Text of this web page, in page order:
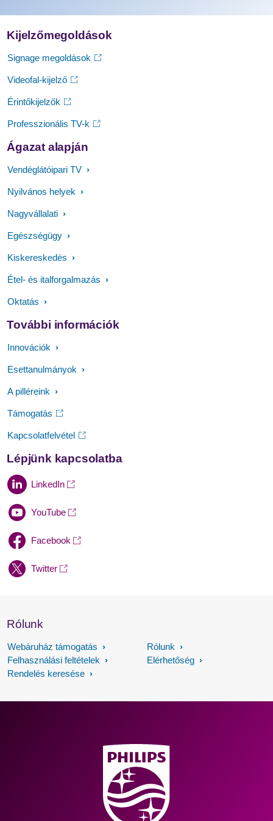
Kijelzőmegoldások
Signage megoldások
Videofal-kijelző
Érintőkijelzők
Professzionális TV-k
Ágazat alapján
Vendéglátóipari TV
Nyilvános helyek
Nagyvállalati
Egészségügy
Kiskereskedés
Étel- és italforgalmazás
Oktatás
További információk
Innovációk
Esettanulmányok
A pilléreink
Támogatás
Kapcsolatfelvétel
Lépjünk kapcsolatba
LinkedIn
YouTube
Facebook
Twitter
Rólunk
Webáruház támogatás
Felhasználási feltételek
Rendelés keresése
Rólunk
Elérhetőség